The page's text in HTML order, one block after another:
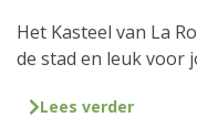
Het Kasteel van La
de stad en leuk voor
Lees verder